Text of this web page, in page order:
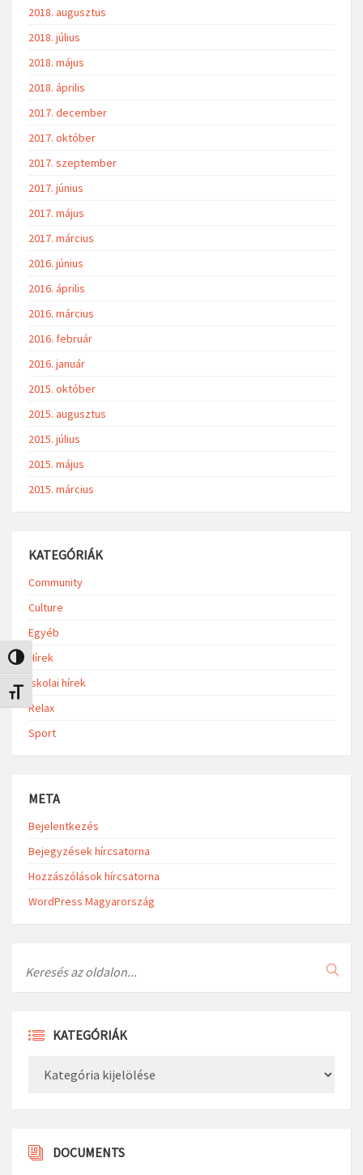
Nagy kontraszt váltása
Betűméret váltása
2018. augusztus
2018. július
2018. május
2018. április
2017. december
2017. október
2017. szeptember
2017. június
2017. május
2017. március
2016. június
2016. április
2016. március
2016. február
2016. január
2015. október
2015. augusztus
2015. július
2015. május
2015. március
KATEGÓRIÁK
Community
Culture
Egyéb
Hírek
Iskolai hírek
Relax
Sport
META
Bejelentkezés
Bejegyzések hírcsatorna
Hozzászólások hírcsatorna
WordPress Magyarország
KATEGÓRIÁK
DOCUMENTS